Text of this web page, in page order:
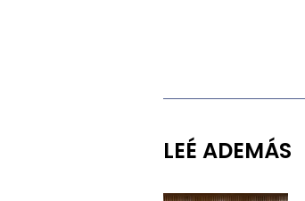
LEÉ ADEMÁS